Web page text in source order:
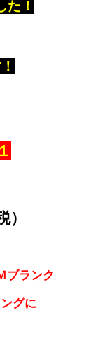
！
ブランク
グに